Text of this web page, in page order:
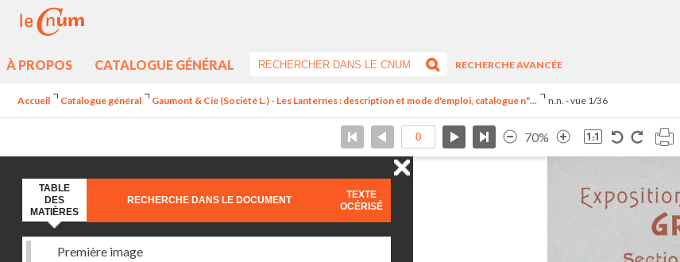
À PROPOS CATALOGUE GÉNÉRAL
RECHERCHE AVANCÉE
Accueil Catalogue général Gaumont & Cie (Société L.) - Les Lanternes : description et mode d'emploi, catalogue n°... n.n. - vue 1/36
70%
TABLE
DES
MATIÈRES
RECHERCHE DANS LE DOCUMENT
TEXTE
OCÉRISÉ
Première image